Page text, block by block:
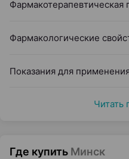
Фармакотерапевтическая
Фармакологические
Показания для
Читать
Где купить Минск